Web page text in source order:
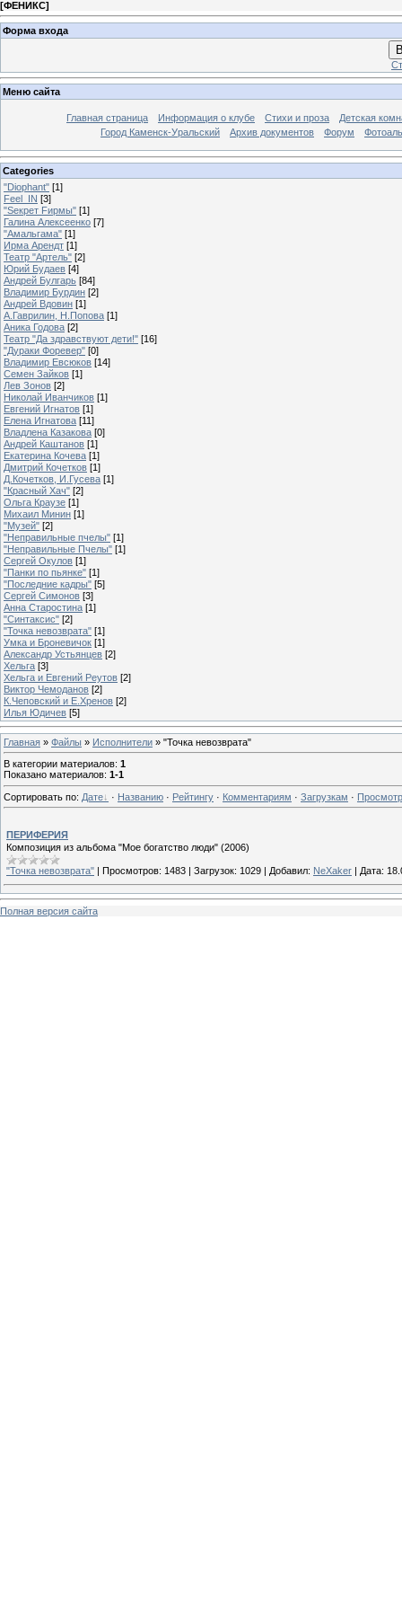
[ФЕНИКС]
Форма входа
Меню сайта
Главная страница Информация о клубе Стихи и проза
Детская
Город Каменск-Уральский
Архив документов Форум
Categories
"Diophant" [1]
Feel_IN [3]
"Sекрет Fирмы" [1]
Галина Алексеенко [7]
"Амальгама" [1]
Ирма Арендт [1]
Театр "Артель" [2]
Юрий Будаев [4]
Андрей Булгарь [84]
Владимир Бурдин [2]
Андрей Вдовин [1]
А.Гаврилин, Н.Попова [1]
Аника Годова [2]
Театр "Да здравствуют дети!" [16]
"Дураки Форевер" [0]
Владимир Евсюков [14]
Семен Зайков [1]
Лев Зонов [2]
Николай Иванчиков [1]
Евгений Игнатов [1]
Елена Игнатова [11]
Владлена Казакова [0]
Андрей Каштанов [1]
Екатерина Кочева [1]
Дмитрий Кочетков [1]
Д.Кочетков, И.Гусева [1]
"Красный Хач" [2]
Ольга Краузе [1]
Михаил Минин [1]
"Музей" [2]
"Неправильные пчелы" [1]
"Неправильные Пчелы" [1]
Сергей Окулов [1]
"Панки по пьянке" [1]
"Последние кадры" [5]
Сергей Симонов [3]
Анна Старостина [1]
"Синтаксис" [2]
"Точка невозврата" [1]
Умка и Броневичок [1]
Александр Устьянцев [2]
Хельга [3]
Хельга и Евгений Реутов [2]
Виктор Чемоданов [2]
К.Чеповский и Е.Хренов [2]
Илья Юдичев [5]
Главная » Файлы » Исполнители » "Точка невозврата"
В категории материалов: 1
Показано материалов: 1-1
Сортировать по: Дате · Названию · Рейтингу · Комментариям · Загрузкам ·
ПЕРИФЕРИЯ
Композиция из альбома "Мое богатство люди" (2006)
"Точка невозврата" Просмотров: 1483 Загрузок: 1029 Добавил: NeXaker Дата:
Полная версия сайта